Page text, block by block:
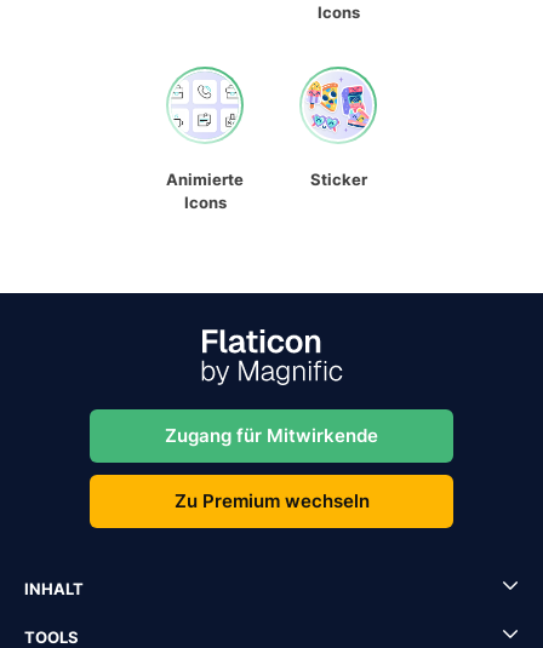
Icons
Animierte
Icons
Sticker
Zugang für Mitwirkende
Zu Premium wechseln
INHALT
TOOLS